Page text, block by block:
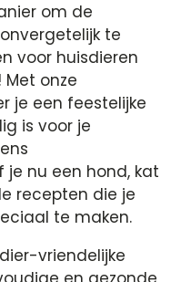
om de
te
voor huisdieren
onze
je een feestelijke
is voor je
je nu een hond, kat
recepten die je
te maken.
vriendelijke